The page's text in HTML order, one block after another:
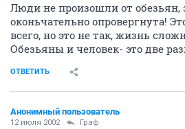
Люди не произошли от обезьян,
оконьчательно опровергнута!
всего, но это не так, жизнь
Обезьяны и человек- это две
ОТВЕТИТЬ
Анонимный пользователь
12 июля 2002 Граф